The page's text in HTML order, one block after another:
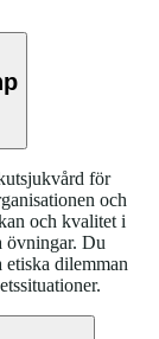
för
och
och kvalitet i
övningar. Du
etiska dilemman